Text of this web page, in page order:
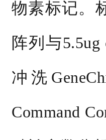
物素标记。
阵列与
冲洗
Command